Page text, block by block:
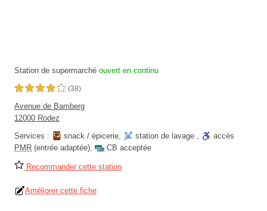
Station de supermarché ouvert en continu
4,0 étoiles sur 5 (38)
Avenue de Bamberg
12000 Rodez
Services :
snack / épicerie, station de lavage ,
accès
PMR (entrée adaptée), CB acceptée
Recommander cette station
Améliorer cette fiche